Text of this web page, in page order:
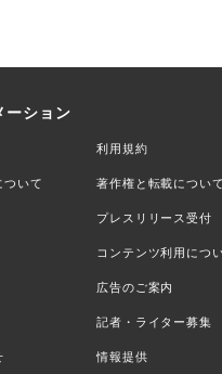
ーション
利用規約
ついて 著作権と転載について
プレスリリース受付
コンテンツ利用につ
広告のご案内
記者・ライター募集
情報提供